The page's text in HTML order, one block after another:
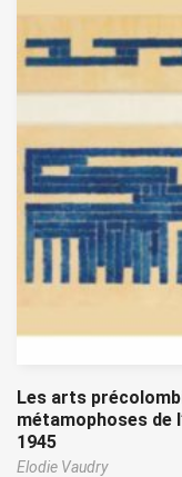
Les arts
métamophoses de
1945
Elodie Vaudry